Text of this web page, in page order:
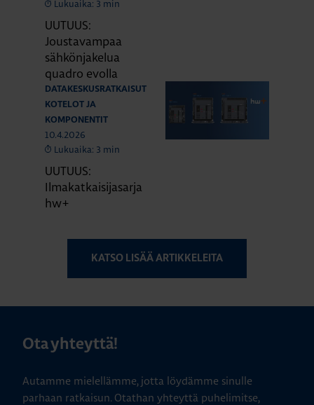
Lukuaika: 3 min
UUTUUS:
Joustavampaa
sähkönjakelua
quadro evolla
DATAKESKUSRATKAISUT
KOTELOT JA
KOMPONENTIT
10.4.2026
Lukuaika: 3 min
UUTUUS:
Ilmakatkaisijasarja
hw+
KATSO LISÄÄ ARTIKKELEITA
Ota yhteyttä!
Autamme mielellämme, jotta löydämme sinulle
parhaan ratkaisun. Otathan yhteyttä puhelimitse,